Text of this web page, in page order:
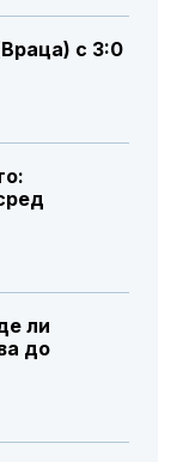
с 3:0
ли
до